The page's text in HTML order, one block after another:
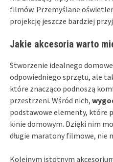
filmów. Przemyślane
projekcję jeszcze bardziej
Jakie akcesoria warto
Stworzenie idealnego
odpowiedniego sprzętu, ale
które znacząco podnoszą
przestrzeni. Wśród nich,
podstawowe elementy, które
kinie domowym. Dzięki nim
długie maratony filmowe, nie
Kolejnym istotnym